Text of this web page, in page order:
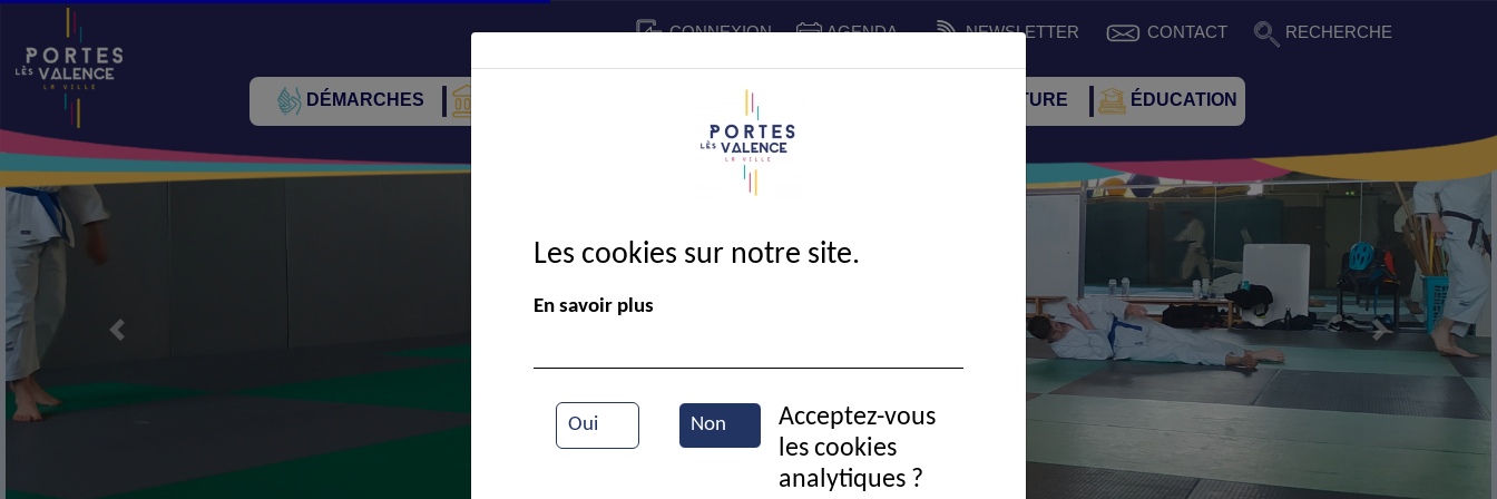
CONNEXION AGENDA NEWSLETTER CONTACT RECHERCHE
DÉMARCHES CADRE DE VIE SPORT ET CULTURE ÉDUCATION
Salon du vin
Précédent Suivant
Les cookies sur notre site.
En savoir plus
Oui Non
Acceptez-vous
les cookies
analytiques ?